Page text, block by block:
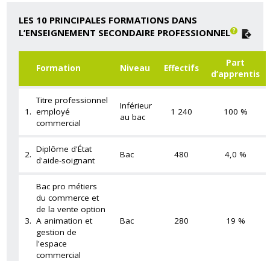
LES 10 PRINCIPALES FORMATIONS DANS
L’ENSEIGNEMENT SECONDAIRE PROFESSIONNEL
Formation Niveau Effectifs
Part
d’apprentis
1.
Titre professionnel
employé
commercial
Inférieur
au bac
1 240 100 %
2. Diplôme d'État
d'aide-soignant
Bac 480 4,0 %
3.
Bac pro métiers
du commerce et
de la vente option
A animation et
gestion de
l'espace
commercial
Bac 280 19 %